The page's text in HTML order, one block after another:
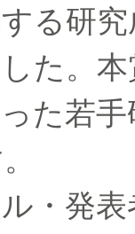
る研
た。
た若
・発表